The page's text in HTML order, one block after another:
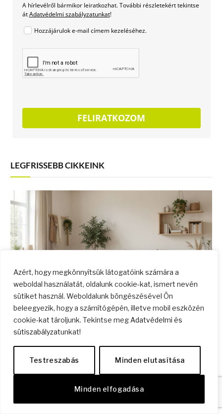
Azért, hogy megkönnyítsük látogatóink számára a
weboldal használatát, oldalunk cookie-kat, ismert nevén
sütiket használ. Weboldalunk böngészésével Ön
beleegyezik, hogy a számítógépén, illetve mobil eszközén
cookie-kat tároljunk. Tekintse meg Adatvédelmi és
sütiszabályzatunkat!
Testreszabás Minden elutasítása
Minden elfogadása
A hírlevélről bármikor leiratkozhat. További részletekért tekintse
átAdatvédelmi szabályzatunkat!
Hozzájárulok e-mail címem kezeléséhez.
FELIRATKOZOM
LEGFRISSEBB CIKKEINK
Költségkímélő felújítási ötletek
2026.04.29. 6 perc elolvasni
stratégia, ha…